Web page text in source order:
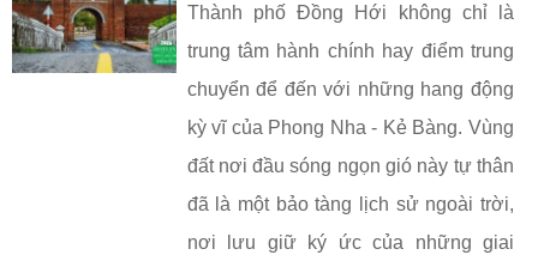
Thành phố Đồng Hới không chỉ là
trung tâm hành chính hay điểm trung
chuyển để đến với những hang động
kỳ vĩ của Phong Nha - Kẻ Bàng. Vùng
đất nơi đầu sóng ngọn gió này tự thân
đã là một bảo tàng lịch sử ngoài trời,
nơi lưu giữ ký ức của những giai